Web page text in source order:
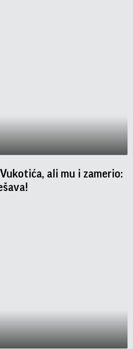
ali mu i zamerio: